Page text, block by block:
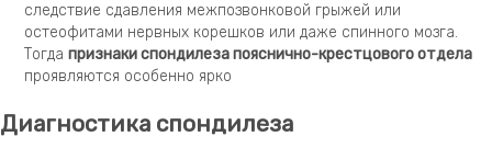
следствие сдавления межпозвонковой грыжей или
остеофитами нервных корешков или даже спинного мозга.
Тогда признаки спондилеза пояснично-крестцового отдела
проявляются особенно ярко
Диагностика спондилеза